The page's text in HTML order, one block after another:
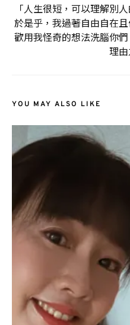
「人生很短，可以理解別
於是乎，我過著自由自在
歡用我怪奇的想法洗腦你
理由
YOU MAY ALSO LIKE